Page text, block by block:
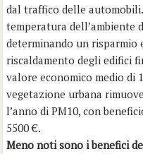
dal traffico delle
temperatura dell’ambiente
determinando un risparmio
riscaldamento degli edifici
valore economico medio di
vegetazione urbana
l’anno di PM10, con
5500 €.
Meno noti sono i benefici